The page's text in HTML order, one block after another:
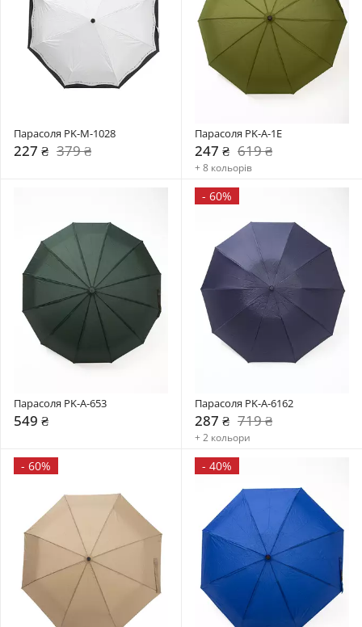
Парасоля PK-M-1028
227 ₴ 379 ₴
Парасоля PK-A-1Е
247 ₴ 619 ₴
+ 8 кольорів
Парасоля PK-A-653
549 ₴
- 60%
Парасоля PK-A-6162
287 ₴ 719 ₴
+ 2 кольори
- 60% - 40%